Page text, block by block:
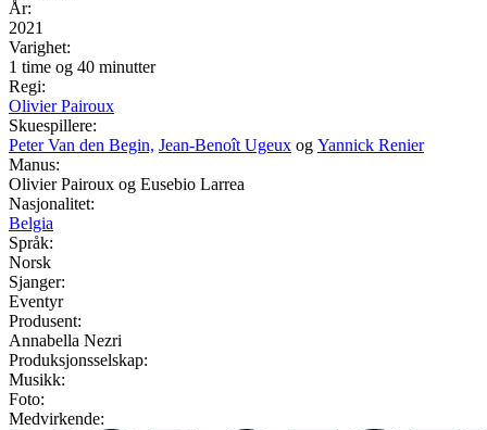
År:
2021
Varighet:
1 time og 40 minutter
Regi:
Olivier Pairoux
Skuespillere:
Peter Van den Begin, Jean-Benoît Ugeux og Yannick Renier
Manus:
Olivier Pairoux og Eusebio Larrea
Nasjonalitet:
Belgia
Språk:
Norsk
Sjanger:
Eventyr
Produsent:
Annabella Nezri
Produksjonsselskap:
Musikk:
Foto:
Medvirkende: